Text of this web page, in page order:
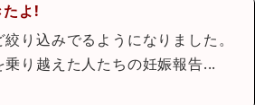
よ!
り込みでるようになりました。
乗り越えた人たちの妊娠報告...